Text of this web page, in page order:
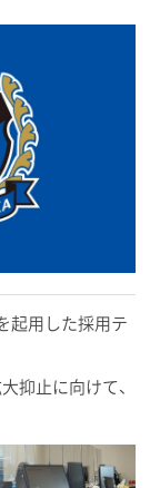
起用した採用テ
抑止に向けて、